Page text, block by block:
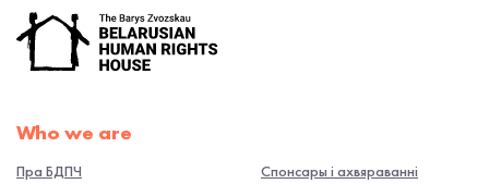
Who we are
Пра БДПЧ
Спонсары і ахвяраванні